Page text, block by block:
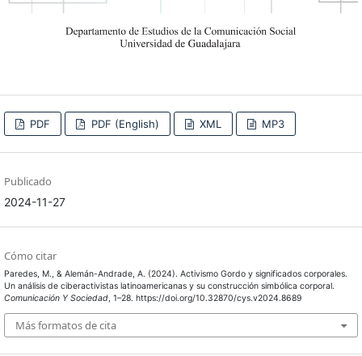
PDF PDF (English) XML MP3
Publicado
2024-11-27
Cómo citar
Paredes, M., & Alemán-Andrade, A. (2024). Activismo Gordo y significados corporales.
Un análisis de ciberactivistas latinoamericanas y su construcción simbólica corporal.
Comunicación Y Sociedad, 1–28. https://doi.org/10.32870/cys.v2024.8689
Más formatos de cita